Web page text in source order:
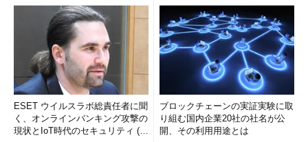
ESET ウイルスラボ総責任者に聞
く、オンラインバンキング攻撃の
現状とIoT時代のセキュリティ (1/
ブロックチェーンの実証実験に取
り組む国内企業20社の社名が公
開、その利用用途とは